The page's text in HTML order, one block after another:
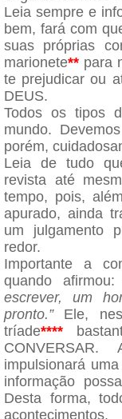
Leia sempre e
bem, fará com
suas próprias
marionete** para
te prejudicar ou
DEUS.
Todos os tipos
mundo.
porém,
Leia de tudo
revista até
tempo, pois,
apurado, ainda
um julgamento
redor.
Importante a
quando afirmou:
escrever, um
pronto.”
Ele,
tríade****
impulsionará
informação
Desta forma,
acontecimentos.